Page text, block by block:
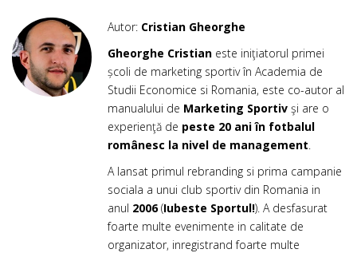
Autor: Cristian Gheorghe
Gheorghe Cristian este iniţiatorul primei
școli de marketing sportiv în Academia de
Studii Economice si Romania, este co-autor al
manualului de Marketing Sportiv şi are o
experienţă de peste 20 ani în fotbalul
românesc la nivel de management.
A lansat primul rebranding si prima campanie
sociala a unui club sportiv din Romania in
anul 2006(Iubeste Sportul!). A desfasurat
foarte multe evenimente in calitate de
organizator, inregistrand foarte multe